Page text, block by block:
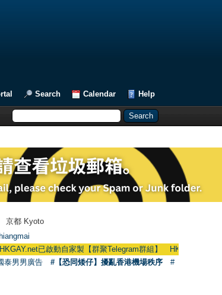
Search Calendar Help
京都 Kyoto
已啟動自家製【群聚Telegram群組】 HKGAY.net has
泰男男廣告 #【恐同矮仔】擾亂香港機場秩序
#